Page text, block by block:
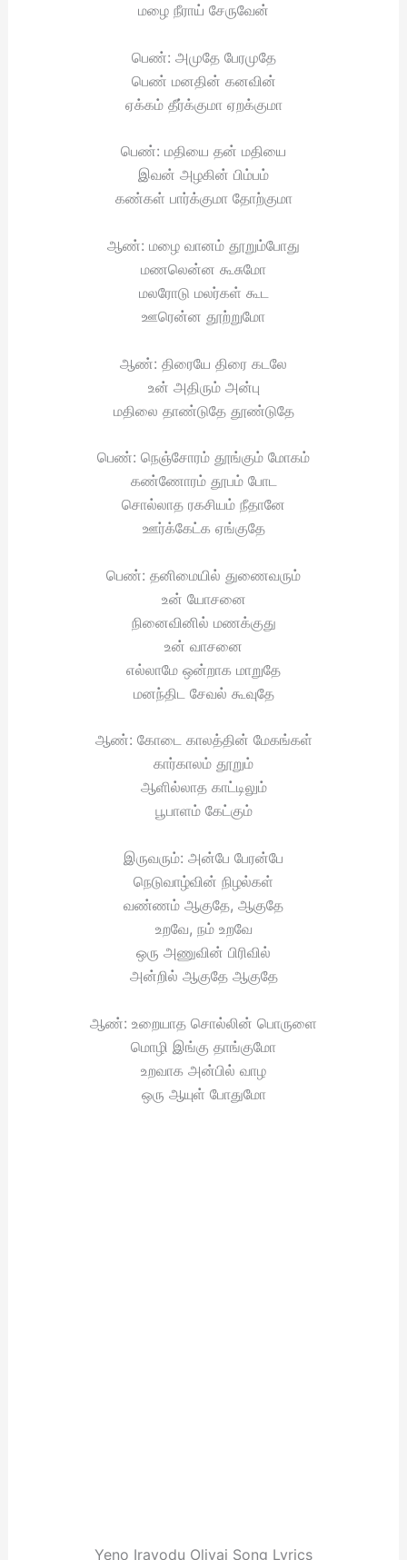
மழை நீராய் சேருவேன்
பெண்: அமுதே பேரமுதே
பெண் மனதின் கனவின்
ஏக்கம் தீர்க்குமா ஏறக்குமா
பெண்: மதியை தன் மதியை
இவன் அழகின் பிம்பம்
கண்கள் பார்க்குமா தோற்குமா
ஆண்: மழை வானம் தூறும்போது
மணலென்ன கூசுமோ
மலரோடு மலர்கள் கூட
ஊரென்ன தூற்றுமோ
ஆண்: திரையே திரை கடலே
உன் அதிரும் அன்பு
மதிலை தாண்டுதே தூண்டுதே
பெண்: நெஞ்சோரம் தூங்கும் மோகம்
கண்ணோரம் தூபம் போட
சொல்லாத ரகசியம் நீதானே
ஊர்க்கேட்க ஏங்குதே
பெண்: தனிமையில் துணைவரும்
உன் யோசனை
நினைவினில் மணக்குது
உன் வாசனை
எல்லாமே ஒன்றாக மாறுதே
மனந்திட சேவல் கூவுதே
ஆண்: கோடை காலத்தின் மேகங்கள்
கார்காலம் தூறும்
ஆளில்லாத காட்டிலும்
பூபாளம் கேட்கும்
இருவரும்: அன்பே பேரன்பே
நெடுவாழ்வின் நிழல்கள்
வண்ணம் ஆகுதே, ஆகுதே
உறவே, நம் உறவே
ஒரு அணுவின் பிரிவில்
அன்றில் ஆகுதே ஆகுதே
ஆண்: உறையாத சொல்லின் பொருளை
மொழி இங்கு தாங்குமோ
உறவாக அன்பில் வாழ
ஒரு ஆயுள் போதுமோ
Yeno Iravodu Oliyai Song Lyrics